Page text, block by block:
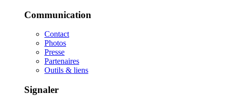
Communication
Contact
Photos
Presse
Partenaires
Outils & liens
Signaler